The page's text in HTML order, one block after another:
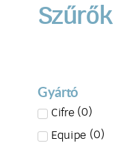
Szűrők
Gyártó
Cifre (0)
Equipe (0)